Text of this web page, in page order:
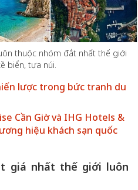
thuộc nhóm đắt nhất thế giới
biển, tựa núi.
lược trong bức tranh du
Cần Giờ và IHG Hotels &
hiệu khách sạn quốc
giá nhất thế giới luôn